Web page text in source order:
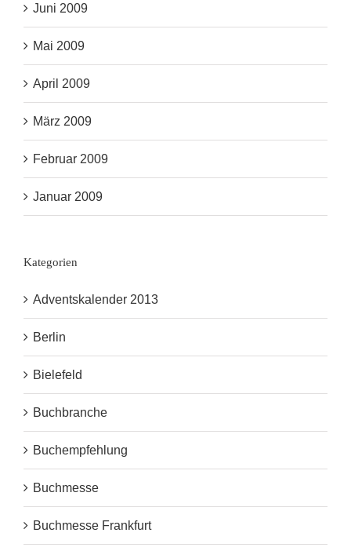
Juni 2009
Mai 2009
April 2009
März 2009
Februar 2009
Januar 2009
Kategorien
Adventskalender 2013
Berlin
Bielefeld
Buchbranche
Buchempfehlung
Buchmesse
Buchmesse Frankfurt